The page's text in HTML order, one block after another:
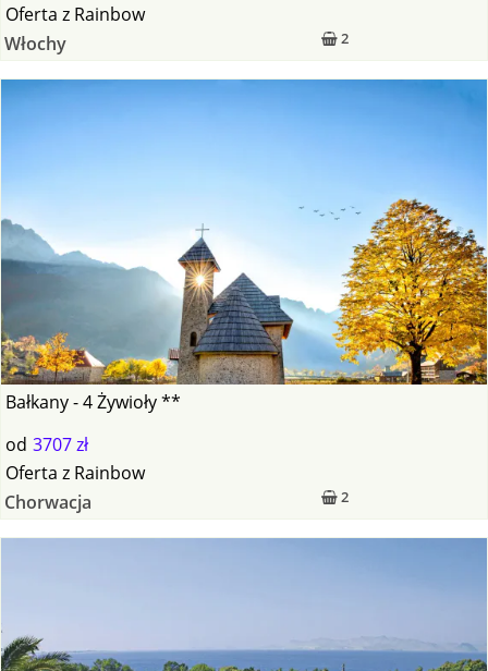
2
Oferta z Rainbow
Włochy
Bałkany - 4 Żywioły **
od 3707 zł
2
Oferta z Rainbow
Chorwacja